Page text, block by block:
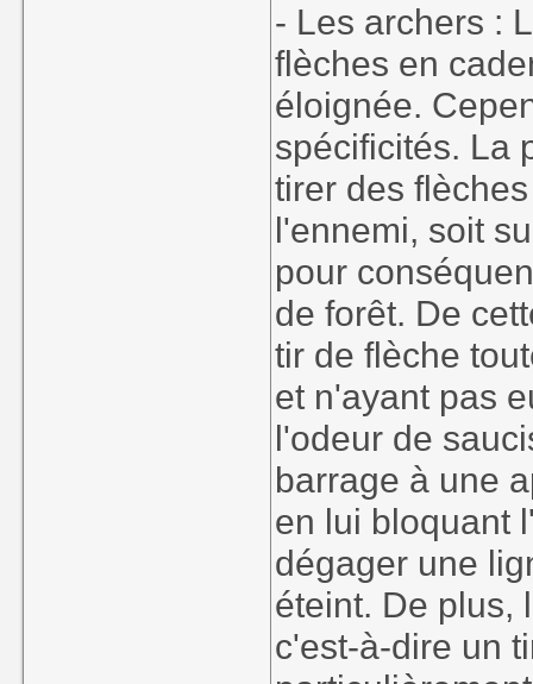
- Les archers :
flèches en
éloignée.
spécificités. La
tirer des
l'ennemi, soit
pour
de forêt. De
tir de flèche
et n'ayant pas
l'odeur de
barrage à une
en lui bloquant
dégager une
éteint. De plus,
c'est-à-dire un